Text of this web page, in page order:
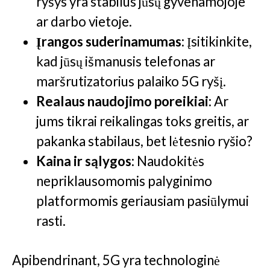
ar darbo vietoje.
Įrangos suderinamumas:Įsitikinkite,
kad jūsų išmanusis telefonas ar
maršrutizatorius palaiko 5G ryšį.
Realaus naudojimo poreikiai:Ar
jums tikrai reikalingas toks greitis, ar
pakanka stabilaus, bet lėtesnio ryšio?
Kaina ir sąlygos: Naudokitės
nepriklausomomis palyginimo
platformomis geriausiam pasiūlymui
rasti.
Apibendrinant, 5G yra technologinė